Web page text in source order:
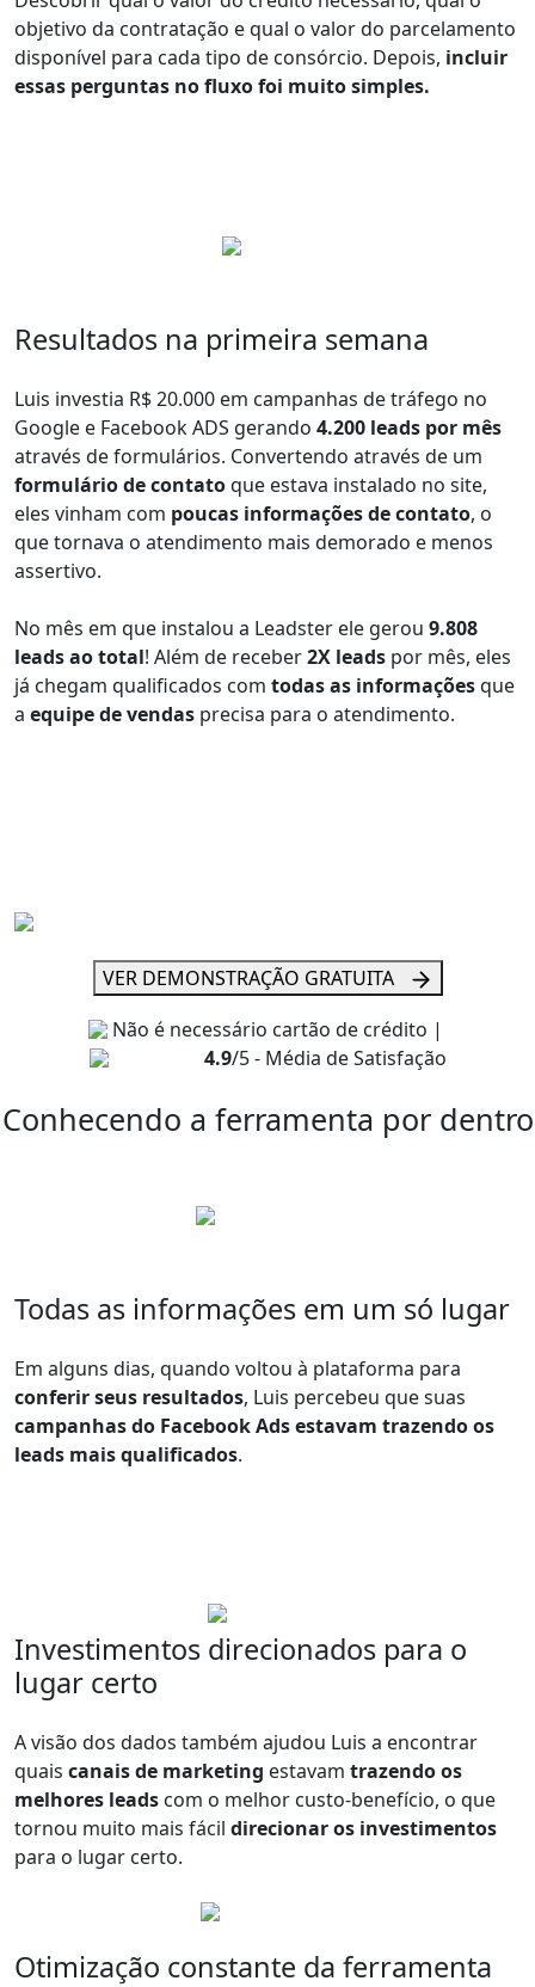
objetivo da contratação e qual o valor do parcelamento
disponível para cada tipo de consórcio. Depois, incluir
essas perguntas no fluxo foi muito simples.
Resultados na primeira semana
Luis investia R$ 20.000 em campanhas de tráfego no
Google e Facebook ADS gerando 4.200 leads por mês
através de formulários. Convertendo através de um
formulário de contatoque estava instalado no site,
eles vinham com poucas informações de contato, o
que tornava o atendimento mais demorado e menos
assertivo.
No mês em que instalou a Leadster ele gerou 9.808
leads ao total! Além de receber2X leads por mês, eles
já chegam qualificados com todas as informaçõesque
a equipe de vendas precisa para o atendimento.
VER DEMONSTRAÇÃO GRATUITA
Não é necessário cartão de crédito |
4.9/5 - Média de Satisfação
Conhecendo a ferramenta por dentro
Todas as informações em um só lugar
Em alguns dias, quando voltou à plataforma para
conferir seus resultados, Luis percebeu que suas
campanhas do Facebook Ads estavam trazendo os
leads mais qualificados.
Investimentos direcionados para o
lugar certo
A visão dos dados também ajudou Luis a encontrar
quais canais de marketing estavam trazendo os
melhores leads com o melhor custo-benefício, o que
tornou muito mais fácil direcionar os investimentos
para o lugar certo.
Otimização constante da ferramenta